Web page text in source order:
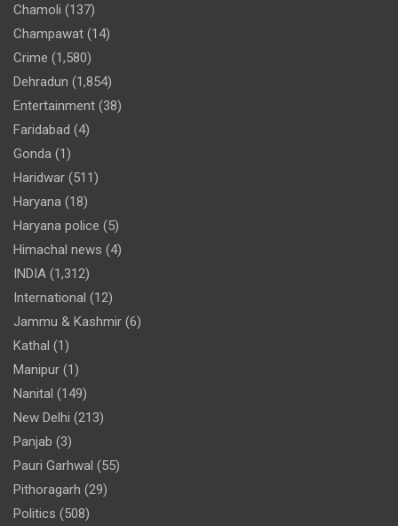
Chamoli (137)
Champawat (14)
Crime (1,580)
Dehradun (1,854)
Entertainment (38)
Faridabad (4)
Gonda (1)
Haridwar (511)
Haryana (18)
Haryana police (5)
Himachal news (4)
INDIA (1,312)
International (12)
Jammu & Kashmir (6)
Kathal (1)
Manipur (1)
Nanital (149)
New Delhi (213)
Panjab (3)
Pauri Garhwal (55)
Pithoragarh (29)
Politics (508)